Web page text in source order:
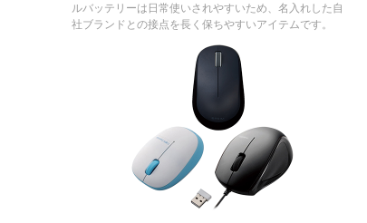
ルバッテリーは日常使いされやすいため、名入れした自
社ブランドとの接点を長く保ちやすいアイテムです。